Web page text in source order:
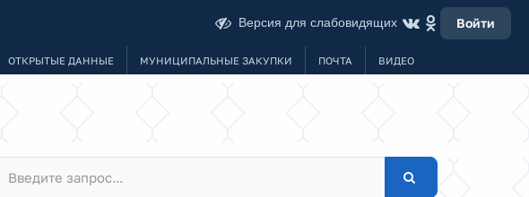
Версия для слабовидящих Войти
ОТКРЫТЫЕ ДАННЫЕ МУНИЦИПАЛЬНЫЕ ЗАКУПКИ ПОЧТА ВИДЕО